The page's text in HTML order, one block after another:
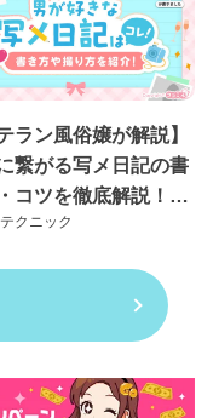
ラン風俗嬢が解説】
繋がる写メ日記の書
コツを徹底解説！良
例も紹介
クニック